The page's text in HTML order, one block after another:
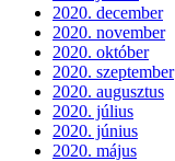
2020. december
2020. november
2020. október
2020. szeptember
2020. augusztus
2020. július
2020. június
2020. május